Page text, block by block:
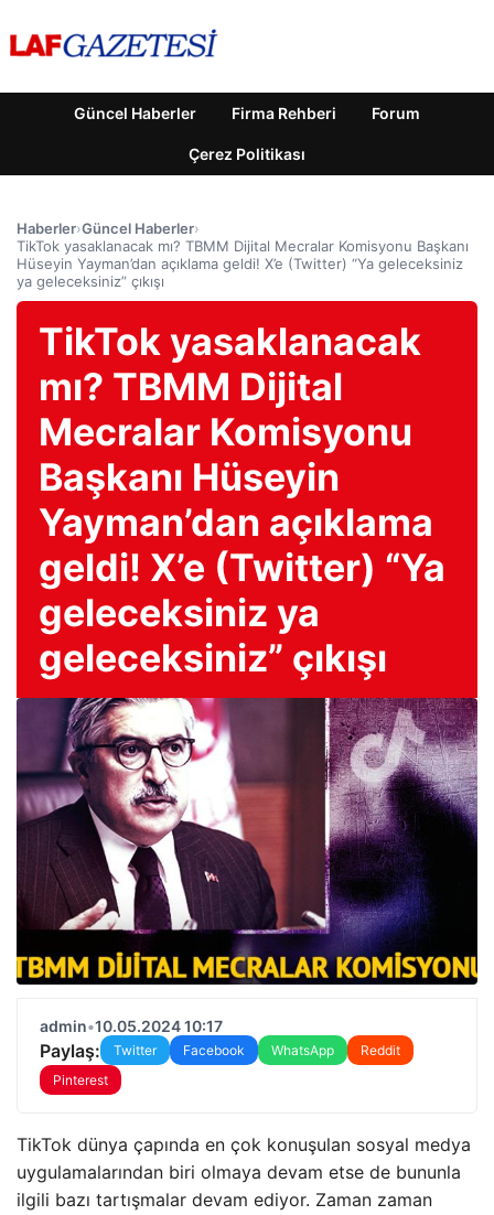
Güncel Haberler Firma Rehberi Forum
Çerez Politikası
Haberler›Güncel Haberler›
TikTok yasaklanacak mı? TBMM Dijital Mecralar Komisyonu Başkanı
Hüseyin Yayman’dan açıklama geldi! X’e (Twitter) “Ya geleceksiniz
ya geleceksiniz” çıkışı
TikTok yasaklanacak
mı? TBMM Dijital
Mecralar Komisyonu
Başkanı Hüseyin
Yayman’dan açıklama
geldi! X’e (Twitter) “Ya
geleceksiniz ya
geleceksiniz” çıkışı
admin•10.05.2024 10:17
Paylaş: Twitter Facebook WhatsApp
Reddit
Pinterest
TikTok dünya çapında en çok konuşulan sosyal medya
uygulamalarından biri olmaya devam etse de bununla
ilgili bazı tartışmalar devam ediyor. Zaman zaman